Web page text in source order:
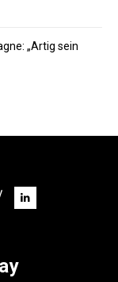
„Artig sein